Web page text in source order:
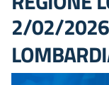
2/02/2026